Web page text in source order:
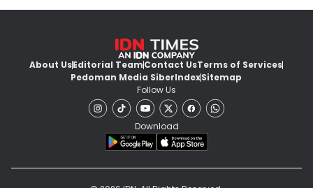
About UsEditorial TeamContact UsTerms of Services
Pedoman Media SiberIndexSitemap
Follow Us
Download